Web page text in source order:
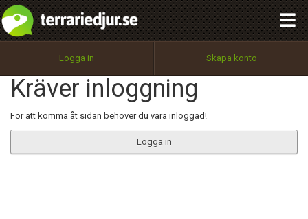
Logga in Skapa konto
Kräver inloggning
För att komma åt sidan behöver du vara inloggad!
Logga in
Utför
100%
OK
integritetspolicy
Namn:
Epost:
Begär nytt lösenord
Tillbaka till förstasidan